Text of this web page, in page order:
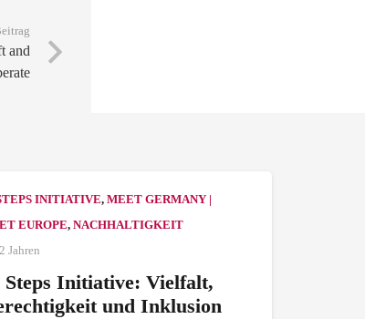
and
INITIATIVE, MEET GERMANY |
EUROPE, NACHHALTIGKEIT
Jahren
Steps Initiative: Vielfalt,
und Inklusion